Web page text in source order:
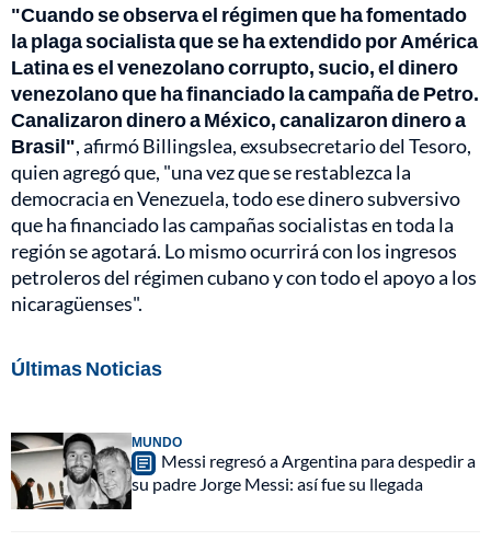
"Cuando se observa el régimen que ha fomentado
la plaga socialista que se ha extendido por América
Latina es el venezolano corrupto, sucio, el dinero
venezolano que ha financiado la campaña de Petro.
Canalizaron dinero a México, canalizaron dinero a
Brasil", afirmó Billingslea, exsubsecretario del Tesoro,
quien agregó que, "una vez que se restablezca la
democracia en Venezuela, todo ese dinero subversivo
que ha financiado las campañas socialistas en toda la
región se agotará. Lo mismo ocurrirá con los ingresos
petroleros del régimen cubano y con todo el apoyo a los
nicaragüenses".
Últimas Noticias
MUNDO
Messi regresó a Argentina para despedir a
su padre Jorge Messi: así fue su llegada